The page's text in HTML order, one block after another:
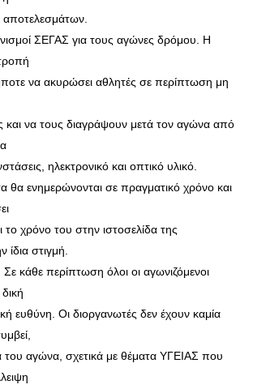
ΣΕΓΑΣ για τους αγώνες δρόμου. Η
να ακυρώσει αθλητές σε περίπτωση μη
να τους διαγράψουν μετά τον αγώνα από
ηλεκτρονικό και οπτικό υλικό.
θα ενημερώνονται σε πραγματικό χρόνο και
το χρόνο του στην ιστοσελίδα της
στιγμή.
Σε κάθε περίπτωση όλοι οι αγωνιζόμενοι
ευθύνη. Οι διοργανωτές δεν έχουν καμία
του αγώνα, σχετικά με θέματα ΥΓΕΙΑΣ που